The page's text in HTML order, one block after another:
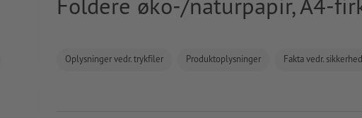
Oplysninger vedr. trykfiler Produktoplysninger Fakta vedr.